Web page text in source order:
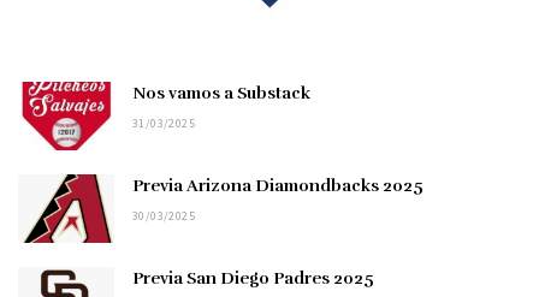
Nos vamos a Substack
31/03/2025
Previa Arizona Diamondbacks 2025
30/03/2025
Previa San Diego Padres 2025